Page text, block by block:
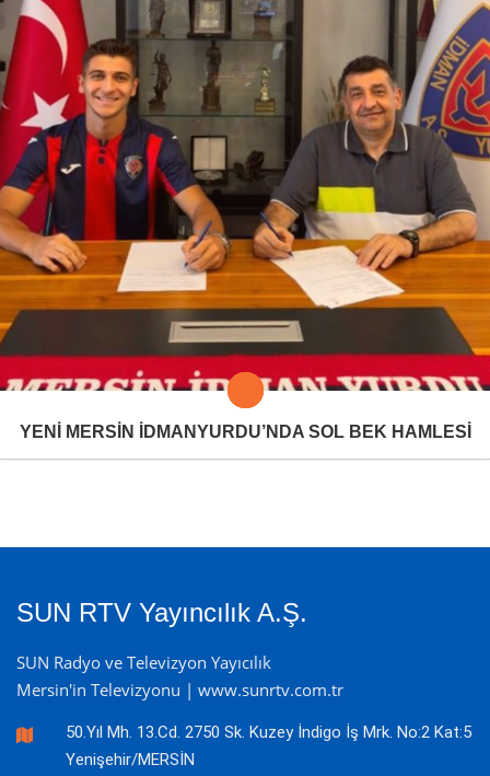
YENİ MERSİN İDMANYURDU’NDA SOL BEK HAMLESİ
SUN RTV Yayıncılık A.Ş.
SUN Radyo ve Televizyon Yayıcılık
Mersin'in Televizyonu | www.sunrtv.com.tr
50.Yıl Mh. 13.Cd. 2750 Sk. Kuzey İndigo İş Mrk. No:2 Kat:5
Yenişehir/MERSİN